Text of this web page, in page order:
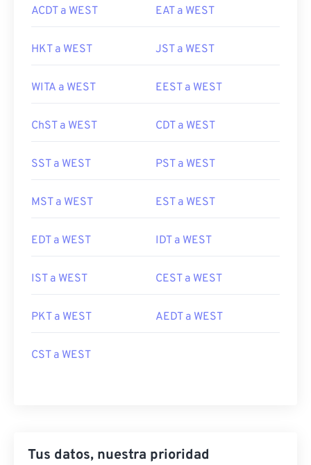
ACDT a WEST EAT a WEST
HKT a WEST JST a WEST
WITA a WEST EEST a WEST
ChST a WEST CDT a WEST
SST a WEST PST a WEST
MST a WEST EST a WEST
EDT a WEST IDT a WEST
IST a WEST CEST a WEST
PKT a WEST AEDT a WEST
CST a WEST
Tus datos, nuestra prioridad